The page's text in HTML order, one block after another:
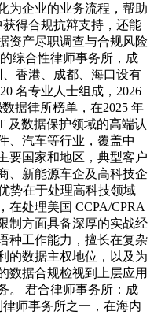
为企业的业务流程，帮助
得合规抗辩支持，还能
资产尽职调查与合规风险
综合性律师事务所，成
香港、成都、海口设有
名专业人士组成，2026
据律所榜单，在2025 年
及数据保护领域的高端认
、汽车等行业，覆盖中
要国家和地区，典型客户
、新能源车企及高科技企
势在于处理高科技领域
在处理美国 CCPA/CPRA
制方面具备深厚的实战经
种工作能力，擅长在复杂
的数据主权地位，以及为
数据合规检视到上层应用
。 君合律师事务所：成
师事务所之一，在海内